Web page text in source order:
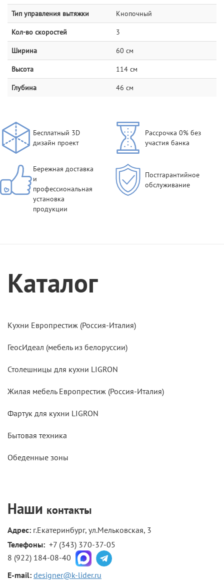
Тип управления вытяжки Кнопочный
Кол-во скоростей 3
Ширина 60 см
Высота 114 см
Глубина 46 см
Бесплатный 3D
дизайн проект
Рассрочка 0% без
участия банка
Бережная доставка
и
профессиональная
установка
продукции
Постгарантийное
обслуживание
Каталог
Кухни Европрестиж (Россия-Италия)
ГеосИдеал (мебель из белоруссии)
Столешницы для кухни LIGRON
Жилая мебель Европрестиж (Россия-Италия)
Фартук для кухни LIGRON
Бытовая техника
Обеденные зоны
Наши контакты
Адрес: г.Екатеринбург, ул.Мельковская, 3
Телефоны: +7 (343) 370-37-05
8 (922) 184-08-40
E-mail: designer@k-lider.ru